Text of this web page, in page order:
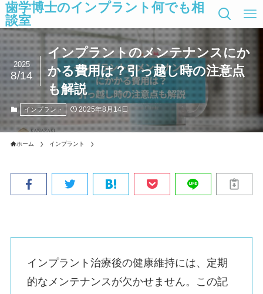
歯学博士のインプラント何でも相
談室
インプラントのメンテナンスにか
かる費用は？引っ越し時の注意点
も解説
2025
8/14
インプラント 2025年8月14日
ホーム インプラント
インプラント治療後の健康維持には、定期
的なメンテナンスが欠かせません。この記